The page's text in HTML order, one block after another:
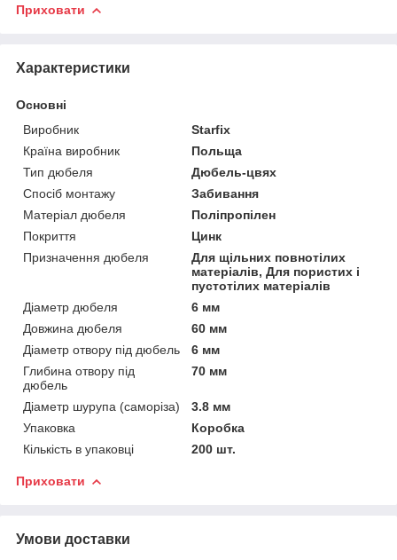
Приховати
Характеристики
Основні
Виробник
Starfix
Країна виробник
Польща
Тип дюбеля
Дюбель-цвях
Спосіб монтажу
Забивання
Матеріал дюбеля
Поліпропілен
Покриття
Цинк
Призначення дюбеля
Для щільних повнотілих
матеріалів, Для пористих і
пустотілих матеріалів
Діаметр дюбеля
6 мм
Довжина дюбеля
60 мм
Діаметр отвору під дюбель
6 мм
Глибина отвору під
дюбель
70 мм
Діаметр шурупа (саморіза)
3.8 мм
Упаковка
Коробка
Кількість в упаковці
200 шт.
Приховати
Умови доставки